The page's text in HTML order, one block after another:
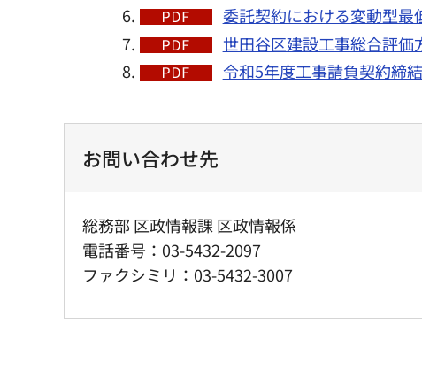
委託契約における変動型最
世田谷区建設工事総合評価
令和5年度工事請負契約締
お問い合わせ先
総務部 区政情報課 区政情報係
電話番号：03-5432-2097
ファクシミリ：03-5432-3007